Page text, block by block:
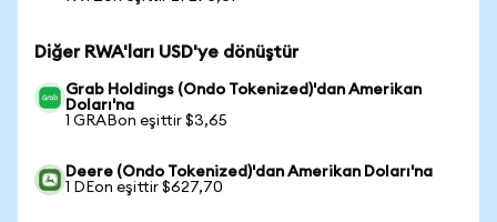
Diğer RWA'ları USD'ye dönüştür
Grab Holdings (Ondo Tokenized)'dan Amerikan
Doları'na
1 GRABon eşittir $3,65
Deere (Ondo Tokenized)'dan Amerikan Doları'na
1 DEon eşittir $627,70